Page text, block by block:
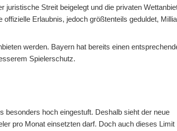
Streit beigelegt und die privaten
Erlaubnis, jedoch größtenteils geduldet,
werden. Bayern hat bereits einen
Spielerschutz.
besonders hoch eingestuft. Deshalb sieht der neue
pro Monat einsetzten darf. Doch auch dieses Limit